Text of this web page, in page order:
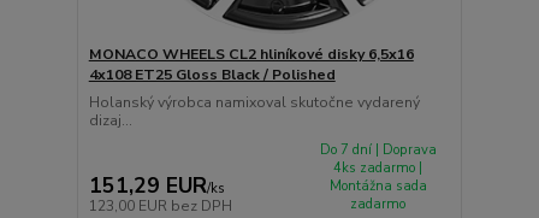
MONACO WHEELS CL2 hliníkové disky 6,5x16
4x108 ET25 Gloss Black / Polished
Holanský výrobca namixoval skutočne vydarený
dizaj...
151,29 EUR/ks
123,00 EUR bez DPH
Do 7 dní | Doprava
4ks zadarmo |
Montážna sada
zadarmo